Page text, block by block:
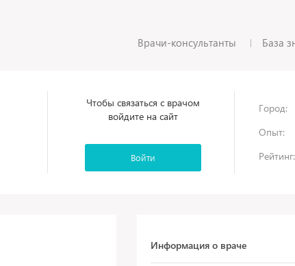
Врачи-консультанты База
Чтобы связаться с врачом
войдите на сайт
Войти
Город:
Опыт:
Рейтинг:
Информация о враче